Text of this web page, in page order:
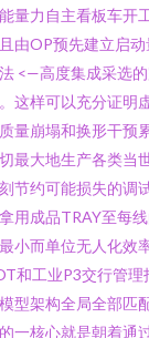
量力自主看板车开
由OP预先建立启
<—高度集成采选
这样可以充分证明
量崩塌和换形干预
最大地生产各类当
节约可能损失的调
用成品TRAY至每
小而单位无人化效
和工业P3交行管
型架构全局全部匹
一核心就是朝着通